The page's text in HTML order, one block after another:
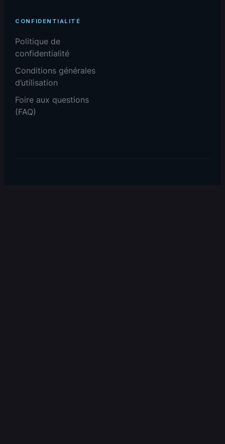
CONFIDENTIALITÉ
Politique de
confidentialité
Conditions générales
d’utilisation
Foire aux questions
(FAQ)